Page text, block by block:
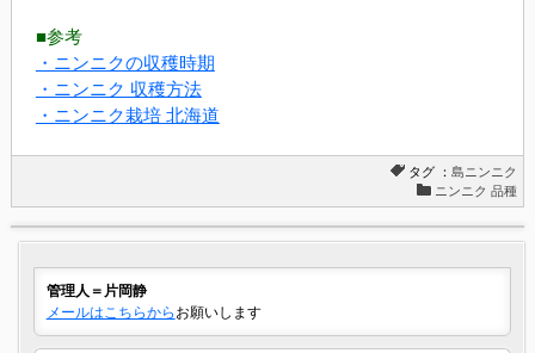
■参考
・ニンニクの収穫時期
・ニンニク 収穫方法
・ニンニク栽培 北海道
タグ ：島ニンニク
ニンニク 品種
管理人＝片岡静
メールはこちらから お願いします